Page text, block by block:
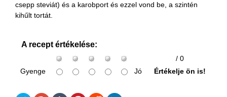
csepp steviát) és a karobport és ezzel vond be, a szintén
kihűlt tortát.
A recept értékelése:
/ 0
Gyenge
Jó Értékelje ön is!